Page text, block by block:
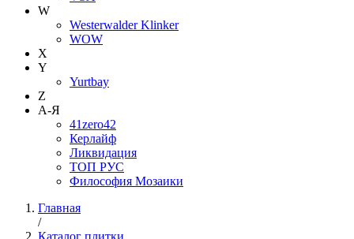
W
Westerwalder Klinker
WOW
X
Y
Yurtbay
Z
А-Я
41zero42
Керлайф
Ликвидация
ТОП РУС
Философия Мозаики
Главная
/
Каталог плитки